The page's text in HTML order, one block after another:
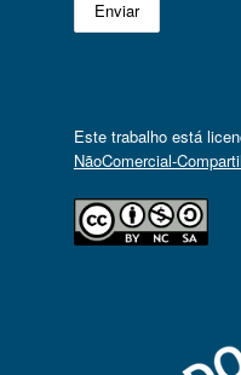
Este trabalho está
NãoComercial-